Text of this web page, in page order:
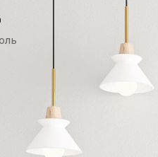
фильтра
(капсула)